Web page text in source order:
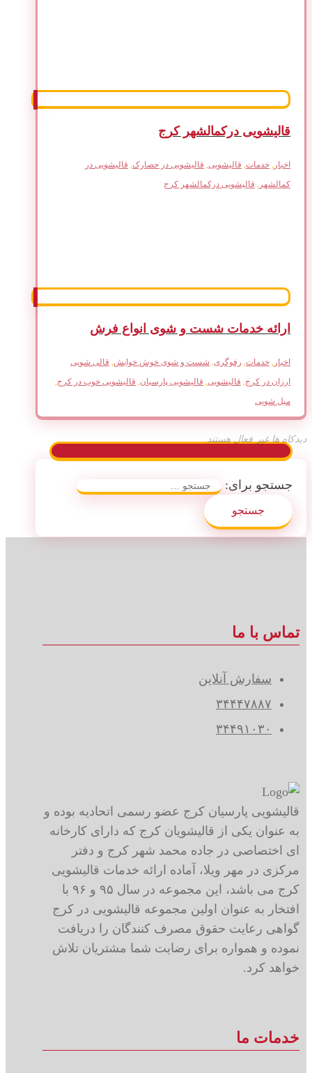
قالیشویی درکمالشهر کرج
اخبار , خدمات, قالیشویی, قالیشویی در حصارک, قالیشویی در
کمالشهر , قالیشویی درکمالشهر کرج
ارائه خدمات شست و شوی انواع فرش
اخبار , خدمات, رفوگری, شست و شوی خوش خوابش, قالی شویی
ارزان در کرج, قالیشویی, قالیشویی پارسیان, قالیشویی خوب در کرج,
مبل شویی
دیدکاه ها غیر فعال هستند.
جستجو برای:
تماس با ما
سفارش آنلاین
۳۴۴۴۷۸۸۷
۳۴۴۹۱۰۳۰
قالیشویی پارسیان کرج عضو رسمی اتحادیه بوده و
به عنوان یکی از قالیشویان کرج که دارای کارخانه
ای اختصاصی در جاده محمد شهر کرج و دفتر
مرکزی در مهر ویلا، آماده ارائه خدمات قالیشویی
کرج می باشد، این مجموعه در سال ۹۵ و ۹۶ با
افتخار به عنوان اولین مجموعه قالیشویی در کرج
گواهی رعایت حقوق مصرف کنندگان را دریافت
نموده و همواره برای رضایت شما مشتریان تلاش
خواهد کرد.
خدمات ما